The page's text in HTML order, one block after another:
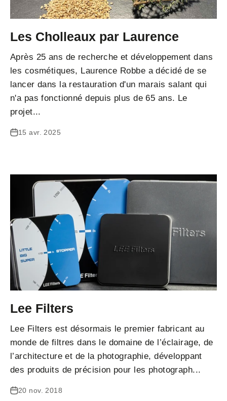
Les Cholleaux par Laurence
Après 25 ans de recherche et développement dans
les cosmétiques, Laurence Robbe a décidé de se
lancer dans la restauration d'un marais salant qui
n'a pas fonctionné depuis plus de 65 ans. Le
projet...
15 avr. 2025
Lee Filters
Lee Filters est désormais le premier fabricant au
monde de filtres dans le domaine de l’éclairage, de
l’architecture et de la photographie, développant
des produits de précision pour les photograph...
20 nov. 2018